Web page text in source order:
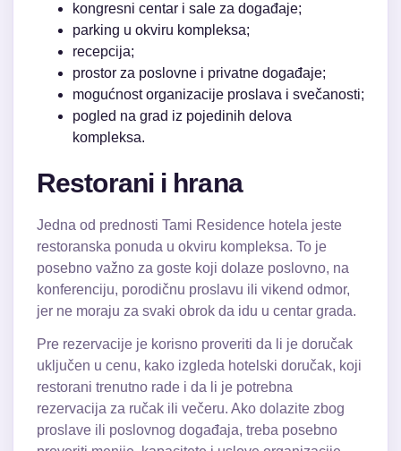
kongresni centar i sale za događaje;
parking u okviru kompleksa;
recepcija;
prostor za poslovne i privatne događaje;
mogućnost organizacije proslava i svečanosti;
pogled na grad iz pojedinih delova
kompleksa.
Restorani i hrana
Jedna od prednosti Tami Residence hotela jeste
restoranska ponuda u okviru kompleksa. To je
posebno važno za goste koji dolaze poslovno, na
konferenciju, porodičnu proslavu ili vikend odmor,
jer ne moraju za svaki obrok da idu u centar grada.
Pre rezervacije je korisno proveriti da li je doručak
uključen u cenu, kako izgleda hotelski doručak, koji
restorani trenutno rade i da li je potrebna
rezervacija za ručak ili večeru. Ako dolazite zbog
proslave ili poslovnog događaja, treba posebno